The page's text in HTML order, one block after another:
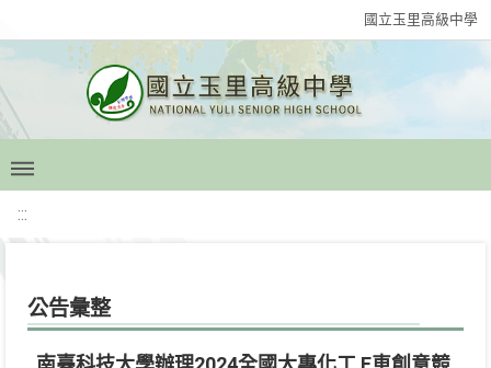
國立玉里高級中學
:::
公告彙整